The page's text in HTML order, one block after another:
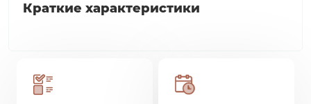
Краткие характеристики